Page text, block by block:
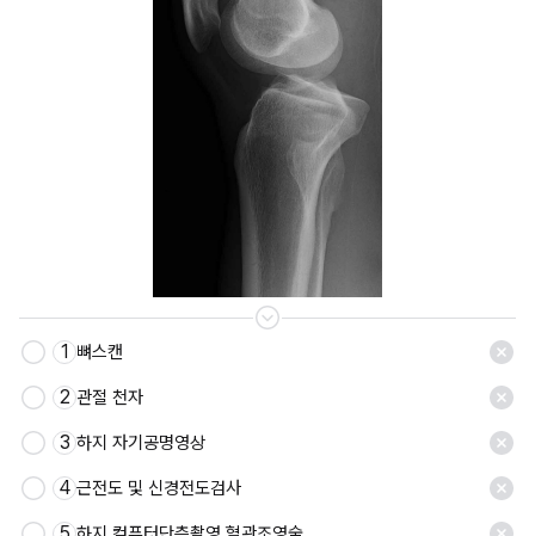
저장
1 뼈스캔
2 관절 천자
3 하지 자기공명영상
4 근전도 및 신경전도검사